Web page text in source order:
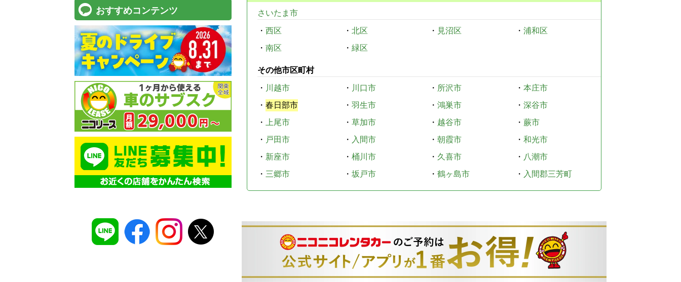
さいたま市
・ 西区 ・ 北区 ・ 見沼区 ・ 浦和区
・ 南区 ・ 緑区
その他市区町村
・ 川越市 ・ 川口市 ・ 所沢市 ・ 本庄市
・ 春日部市 ・ 羽生市 ・ 鴻巣市 ・ 深谷市
・
上尾市 ・ 草加市 ・ 越谷市 ・ 蕨市
・ 戸田市 ・ 入間市 ・ 朝霞市 ・ 和光市
・ 新座市 ・ 桶川市 ・ 久喜市 ・ 八潮市
・ 三郷市 ・ 坂戸市 ・ 鶴ヶ島市 ・ 入間郡三芳町
おすすめコンテンツ